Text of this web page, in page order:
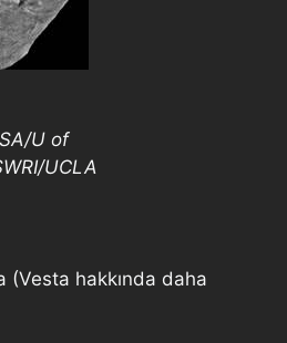
U of
UCLA
(Vesta hakkında daha